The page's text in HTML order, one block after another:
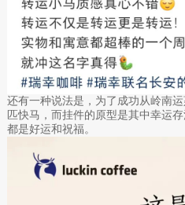
还有一种说法是，为了成功从岭南
匹快马，而挂件的原型是其中幸运
都是好运和祝福。